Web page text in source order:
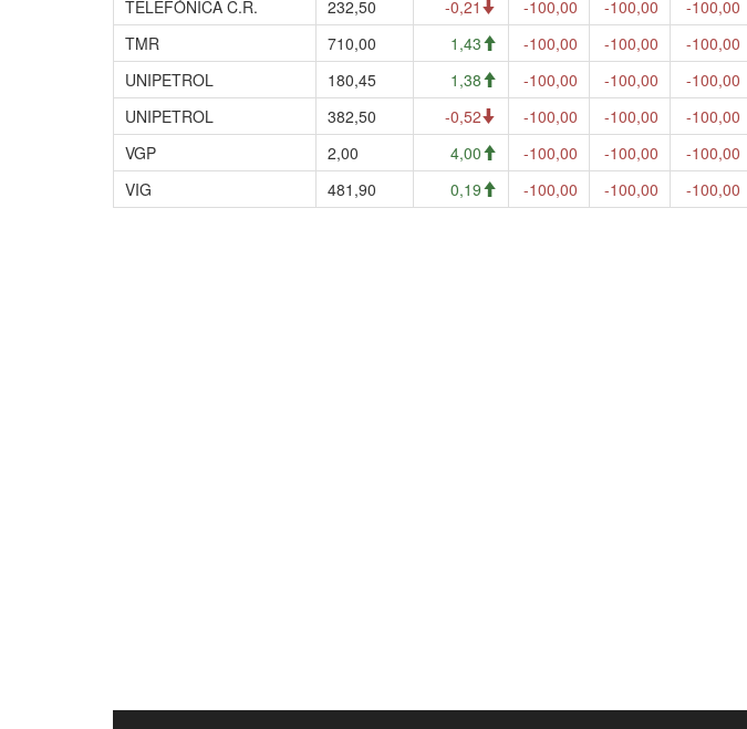
TELEFÓNICA C.R.
232,50 -0,21 -100,00 -100,00 -100,00
TMR
710,00 1,43 -100,00 -100,00 -100,00
UNIPETROL
180,45 1,38 -100,00 -100,00 -100,00
UNIPETROL
382,50 -0,52 -100,00 -100,00 -100,00
VGP
2,00 4,00 -100,00 -100,00 -100,00
VIG
481,90 0,19 -100,00 -100,00 -100,00